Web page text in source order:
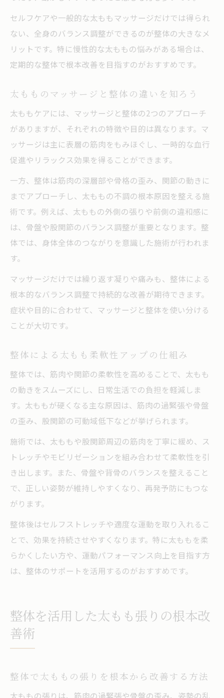
セルフケアや一般的な太ももマッサージだけでは得られ
ない、全身のバランス調整ができるのが整体の大きなメ
リットです。特に慢性的な太ももの悩みがある場合は、
定期的な整体で根本改善を目指すのがおすすめです。
太もものマッサージと整体の違いを知ろう
太ももケアには、マッサージと整体の2つのアプローチ
がありますが、それぞれの特徴や目的は異なります。マ
ッサージは主に表層の筋肉をもみほぐし、一時的な血行
促進やリラックス効果を得ることができます。
一方、整体は筋肉の深層部や骨格の歪み、関節の動きに
までアプローチし、太ももの不調の根本原因を整える施
術です。例えば、太ももの外側の張りや前側の違和感に
は、骨盤や股関節のバランス調整が重要となります。整
体では、身体全体のつながりを意識した施術が行われま
す。
マッサージだけでは繰り返す凝りや痛みも、整体による
根本的なバランス調整で持続的な改善が期待できます。
症状や目的に合わせて、マッサージと整体を使い分ける
ことが大切です。
整体による太もも柔軟性アップの仕組み
整体では、筋肉や関節の柔軟性を高めることで、太もも
の動きをスムーズにし、日常生活での負担を軽減しま
す。太ももが硬くなる主な原因は、筋肉の過緊張や骨盤
の歪み、股関節の可動域低下などが挙げられます。
施術では、太ももや股関節周辺の筋肉を丁寧に緩め、ス
トレッチやモビリゼーションを組み合わせて柔軟性を引
き出します。また、骨盤や背骨のバランスを整えること
で、正しい姿勢が維持しやすくなり、再発予防にもつな
がります。
整体後はセルフストレッチや適度な運動を取り入れるこ
とで、効果を持続させやすくなります。特に太ももを柔
らかくしたい方や、運動パフォーマンス向上を目指す方
は、整体のサポートを活用するのがおすすめです。
整体を活用した太もも張りの根本改
善術
整体で太ももの張りを根本から改善する方法
太ももの張りは、筋肉の過緊張や骨盤の歪み、姿勢の乱